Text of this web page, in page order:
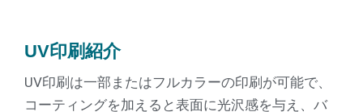
UV印刷紹介
UV印刷は一部またはフルカラーの印刷が可能で、
コーティングを加えると表面に光沢感を与え、バ